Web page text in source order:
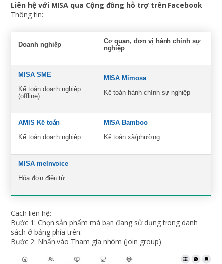
Liên hệ với MISA qua Cộng đồng hỗ trợ trên Facebook
Thông tin:
Doanh nghiệp
Cơ quan, đơn vị hành chính sự
nghiệp
MISA SME
Kế toán doanh nghiệp
(offline)
MISA Mimosa
Kế toán hành chính sự nghiệp
AMIS Kế toán
Kế toán doanh nghiệp
MISA Bamboo
Kế toán xã/phường
MISA meInvoice
Hóa đơn điện tử
Cách liên hệ:
Bước 1: Chọn sản phẩm mà bạn đang sử dụng trong danh
sách ở bảng phía trên.
Bước 2: Nhấn vào Tham gia nhóm (Join group).